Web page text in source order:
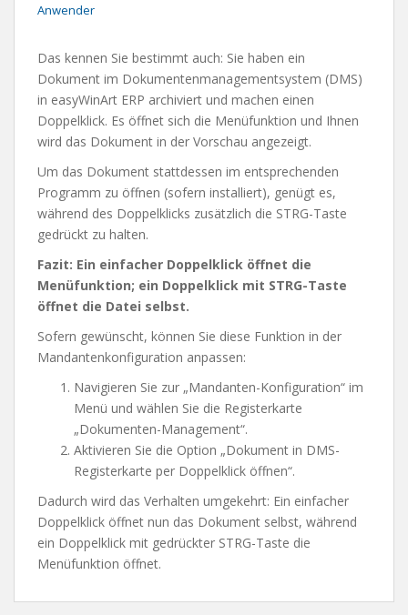
Anwender
Das kennen Sie bestimmt auch: Sie haben ein
Dokument im Dokumentenmanagementsystem (DMS)
in easyWinArt ERP archiviert und machen einen
Doppelklick. Es öffnet sich die Menüfunktion und Ihnen
wird das Dokument in der Vorschau angezeigt.
Um das Dokument stattdessen im entsprechenden
Programm zu öffnen (sofern installiert), genügt es,
während des Doppelklicks zusätzlich die STRG-Taste
gedrückt zu halten.
Fazit: Ein einfacher Doppelklick öffnet die
Menüfunktion; ein Doppelklick mit STRG-Taste
öffnet die Datei selbst.
Sofern gewünscht, können Sie diese Funktion in der
Mandantenkonfiguration anpassen:
Navigieren Sie zur „Mandanten-Konfiguration“ im
Menü und wählen Sie die Registerkarte
„Dokumenten-Management“.
Aktivieren Sie die Option „Dokument in DMS-
Registerkarte per Doppelklick öffnen“.
Dadurch wird das Verhalten umgekehrt: Ein einfacher
Doppelklick öffnet nun das Dokument selbst, während
ein Doppelklick mit gedrückter STRG-Taste die
Menüfunktion öffnet.